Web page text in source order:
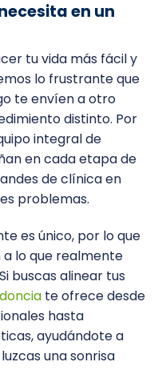
en un
tu vida más fácil y
lo frustrante que
te envíen a otro
distinto. Por
integral de
en cada etapa de
de clínica en
problemas.
es único, por lo que
lo que realmente
buscas alinear tus
te ofrece desde
hasta
ayudándote a
una sonrisa